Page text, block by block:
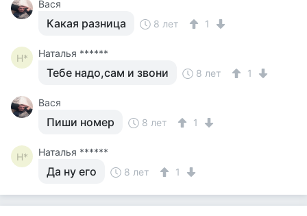
Вася
Какая разница 8 лет 1
Н* Наталья ******
Тебе надо,сам и звони 8 лет 1
Вася
Пиши номер 8 лет 1
Н* Наталья ******
Да ну его 8 лет 1